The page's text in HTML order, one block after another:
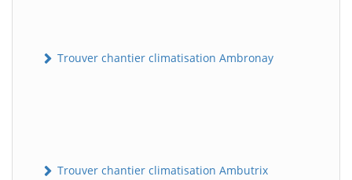
Trouver chantier climatisation Ambronay
Trouver chantier climatisation Ambutrix